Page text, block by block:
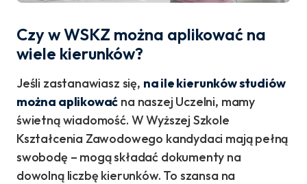
Czy w WSKZ można aplikować na
wiele kierunków?
Jeśli zastanawiasz się, na ile kierunków studiów
można aplikować na naszej Uczelni, mamy
świetną wiadomość. W Wyższej Szkole
Kształcenia Zawodowego kandydaci mają pełną
swobodę – mogą składać dokumenty na
dowolną liczbę kierunków. To szansa na